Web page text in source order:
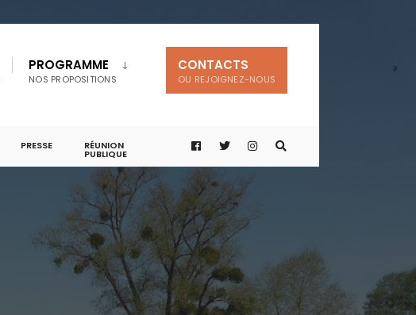
PROGRAMME
NOS PROPOSITIONS
CONTACTS
OU REJOIGNEZ-NOUS
PRESSE RÉUNION
PUBLIQUE